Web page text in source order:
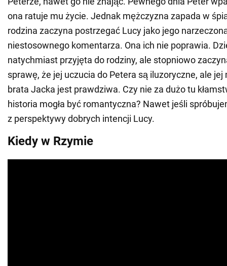
ona ratuje mu życie. Jednak mężczyzna zapada w
rodzina zaczyna postrzegać Lucy jako jego
niestosownego komentarza. Ona ich nie poprawia.
natychmiast przyjęta do rodziny, ale stopniowo
sprawę, że jej uczucia do Petera są iluzoryczne, ale jej
brata Jacka jest prawdziwa. Czy nie za dużo tu
historia mogła być romantyczna? Nawet jeśli
z perspektywy dobrych intencji Lucy.
Kiedy w Rzymie